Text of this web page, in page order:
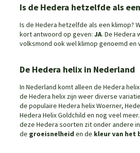
Is de Hedera hetzelfde als
Is de Hedera hetzelfde als een klimop?
kort antwoord op geven: JA. De Hedera
volksmond ook wel klimop genoemd en
De Hedera helix in Nederland
In Nederland komt alleen de Hedera
de Hedera helix zijn weer diverse
de populaire Hedera helix Woerner,
Hedera Helix Goldchild en nog veel
deze Hedera soorten zit onder andere in
de groeisnelheid en de kleur van het